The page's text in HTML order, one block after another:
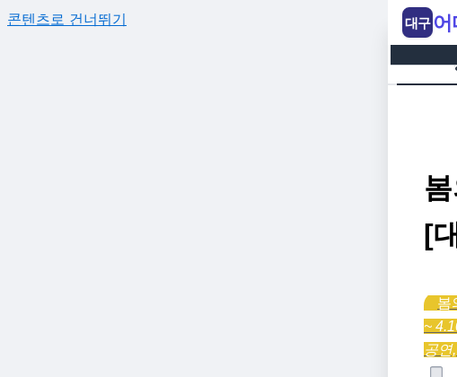
콘텐츠로 건너뛰기
[
봄
~
공연,
대구 어